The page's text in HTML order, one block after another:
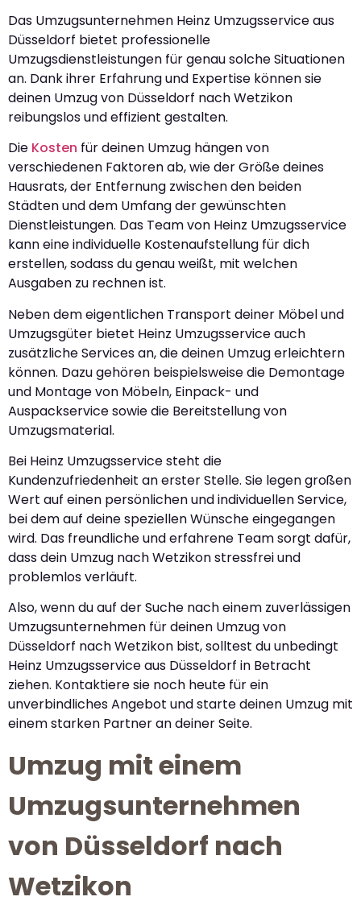
Das Umzugsunternehmen Heinz Umzugsservice aus
Düsseldorf bietet professionelle
Umzugsdienstleistungen für genau solche Situationen
an. Dank ihrer Erfahrung und Expertise können sie
deinen Umzug von Düsseldorf nach Wetzikon
reibungslos und effizient gestalten.
Die Kosten für deinen Umzug hängen von
verschiedenen Faktoren ab, wie der Größe deines
Hausrats, der Entfernung zwischen den beiden
Städten und dem Umfang der gewünschten
Dienstleistungen. Das Team von Heinz Umzugsservice
kann eine individuelle Kostenaufstellung für dich
erstellen, sodass du genau weißt, mit welchen
Ausgaben zu rechnen ist.
Neben dem eigentlichen Transport deiner Möbel und
Umzugsgüter bietet Heinz Umzugsservice auch
zusätzliche Services an, die deinen Umzug erleichtern
können. Dazu gehören beispielsweise die Demontage
und Montage von Möbeln, Einpack- und
Auspackservice sowie die Bereitstellung von
Umzugsmaterial.
Bei Heinz Umzugsservice steht die
Kundenzufriedenheit an erster Stelle. Sie legen großen
Wert auf einen persönlichen und individuellen Service,
bei dem auf deine speziellen Wünsche eingegangen
wird. Das freundliche und erfahrene Team sorgt dafür,
dass dein Umzug nach Wetzikon stressfrei und
problemlos verläuft.
Also, wenn du auf der Suche nach einem zuverlässigen
Umzugsunternehmen für deinen Umzug von
Düsseldorf nach Wetzikon bist, solltest du unbedingt
Heinz Umzugsservice aus Düsseldorf in Betracht
ziehen. Kontaktiere sie noch heute für ein
unverbindliches Angebot und starte deinen Umzug mit
einem starken Partner an deiner Seite.
Umzug mit einem
Umzugsunternehmen
von Düsseldorf nach
Wetzikon